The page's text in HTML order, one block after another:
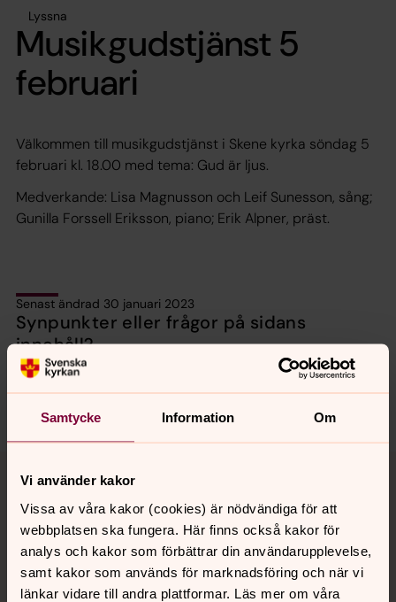
Samtycke Information Om
Vi använder kakor
Vissa av våra kakor (cookies) är nödvändiga för att
webbplatsen ska fungera. Här finns också kakor för
analys och kakor som förbättrar din användarupplevelse,
samt kakor som används för marknadsföring och när vi
länkar vidare till andra plattformar. Läs mer om våra
Lyssna
Musikgudstjänst 5
februari
Välkommen till musikgudstjänst i Skene kyrka söndag 5
februari kl. 18.00 med tema: Gud är ljus.
Medverkande: Lisa Magnusson och Leif Sunesson, sång;
Gunilla Forssell Eriksson, piano; Erik Alpner, präst.
Senast ändrad 30 januari 2023
Synpunkter eller frågor på sidans
innehåll?
orbyskeneforsamling@svenskakyrkan.se
Kontakt